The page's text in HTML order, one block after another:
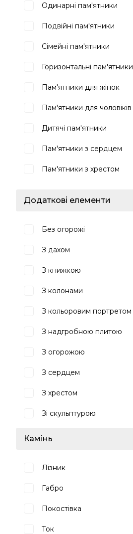
Одинарні пам'ятники
Подвійні пам'ятники
Сімейні пам'ятники
Горизонтальні пам'ятники
Пам'ятники для жінок
Пам'ятники для чоловіків
Дитячі пам'ятники
Пам'ятники з сердцем
Пам'ятники з хрестом
Додаткові елементи
Без огорожі
З дахом
З книжкою
З колонами
З кольоровим портретом
З надгробною плитою
З огорожою
З сердцем
З хрестом
Зі скульптурою
Камінь
Лізник
Габро
Покостівка
Ток